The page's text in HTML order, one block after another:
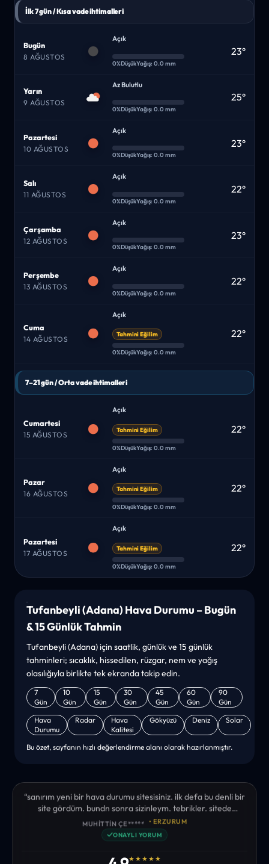
İlk 7 gün / Kısa vade ihtimalleri
Bugün
8 AĞUSTOS
Açık
0%DüşükYağış: 0.0 mm
23°
Yarın
9 AĞUSTOS
Az Bulutlu
0%DüşükYağış: 0.0 mm
25°
Pazartesi
10 AĞUSTOS
Açık
0%DüşükYağış: 0.0 mm
23°
Salı
11 AĞUSTOS
Açık
0%DüşükYağış: 0.0 mm
22°
Çarşamba
12 AĞUSTOS
Açık
0%DüşükYağış: 0.0 mm
23°
Perşembe
13 AĞUSTOS
Açık
0%DüşükYağış: 0.0 mm
22°
Cuma
14 AĞUSTOS
Açık
Tahmini Eğilim
0%DüşükYağış: 0.0 mm
22°
7–21 gün / Orta vade ihtimalleri
Cumartesi
15 AĞUSTOS
Açık
Tahmini Eğilim
0%DüşükYağış: 0.0 mm
22°
Pazar
16 AĞUSTOS
Açık
Tahmini Eğilim
0%DüşükYağış: 0.0 mm
22°
Pazartesi
17 AĞUSTOS
Açık
Tahmini Eğilim
0%DüşükYağış: 0.0 mm
22°
Tufanbeyli (Adana) Hava Durumu – Bugün
& 15 Günlük Tahmin
Tufanbeyli (Adana) için saatlik, günlük ve 15 günlük
tahminleri; sıcaklık, hissedilen, rüzgar, nem ve yağış
olasılığıyla birlikte tek ekranda takip edin.
7
Gün
10
Gün
15
Gün
30
Gün
45
Gün
60
Gün
90
Gün
Hava
Durumu
Radar
Hava
Kalitesi
Gökyüzü Deniz Solar
Bu özet, sayfanın hızlı değerlendirme alanı olarak hazırlanmıştır.
“sanırım yeni bir hava durumu sitesisiniz. ilk defa bu denli bir
site gördüm. bundn sonra sizinleym. tebrikler. sitede
istediğim tüm bilgiyi bulabiliyorum. ekibinizin emeğine saglık”
MUHITTIN ÇE***** • ERZURUM
✓ONAYLI YORUM
★★★★★